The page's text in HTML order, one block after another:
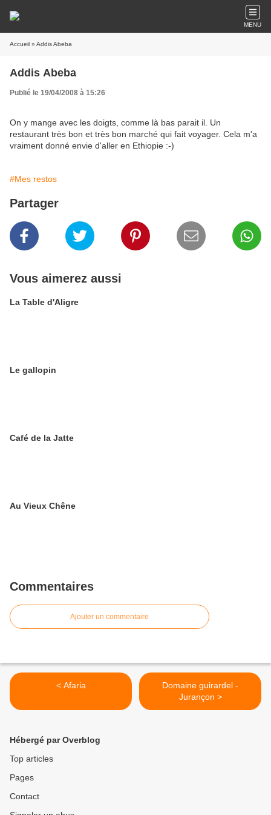
MENU
Accueil » Addis Abeba
Addis Abeba
Publié le 19/04/2008 à 15:26
On y mange avec les doigts, comme là bas parait il. Un
restaurant très bon et très bon marché qui fait voyager. Cela m'a
vraiment donné envie d'aller en Ethiopie :-)
#Mes restos
Partager
Vous aimerez aussi
La Table d'Aligre
Le gallopin
Café de la Jatte
Au Vieux Chêne
Commentaires
Ajouter un commentaire
< Afaria
Domaine guirardel -
Jurançon >
Hébergé par Overblog
Top articles
Pages
Contact